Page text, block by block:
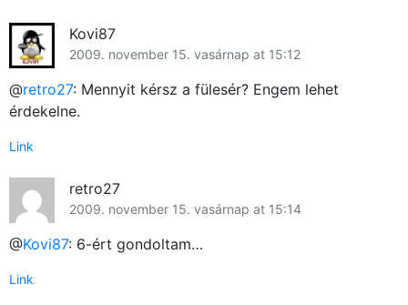
Kovi87
2009. november 15. vasárnap at 15:12
@retro27: Mennyit kérsz a fülesér? Engem lehet
érdekelne.
Link
retro27
2009. november 15. vasárnap at 15:14
@Kovi87: 6-ért gondoltam…
Link